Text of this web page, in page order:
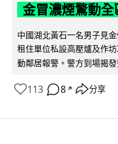
金冒濃煙驚動全
中國湖北黃石一名男子見
租住單位私設高壓爐及作
動鄰居報警。警方到場揭
113 8 ↗ 分享